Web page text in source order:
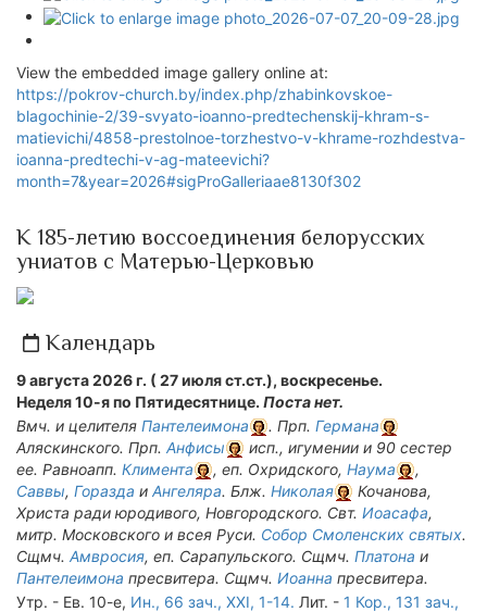
View the embedded image gallery online at:
https://pokrov-church.by/index.php/zhabinkovskoe-
blagochinie-2/39-svyato-ioanno-predtechenskij-khram-s-
matievichi/4858-prestolnoe-torzhestvo-v-khrame-rozhdestva-
ioanna-predtechi-v-ag-mateevichi?
month=7&year=2026#sigProGalleriaae8130f302
К 185-летию воссоединения белорусских
униатов с Матерью-Церковью
Календарь
9 августа 2026 г. ( 27 июля ст.ст.), воскресенье.
Неделя 10-я по Пятидесятнице. Поста нет.
Вмч. и целителя Пантелеимона . Прп. Германа
Аляскинского. Прп. Анфисы
исп., игумении и 90 сестер
ее. Равноапп. Климента , еп. Охридского, Наума
,
Саввы, Горазда и Ангеляра. Блж. Николая
Кочанова,
Христа ради юродивого, Новгородского. Свт. Иоасафа,
митр. Московского и всея Руси. Собор Смоленских святых.
Сщмч. Амвросия, еп. Сарапульского. Сщмч. Платона и
Пантелеимона пресвитера. Сщмч. Иоанна пресвитера.
Утр. - Ев. 10-е, Ин., 66 зач., XXI, 1-14. Лит. - 1 Кор., 131 зач.,